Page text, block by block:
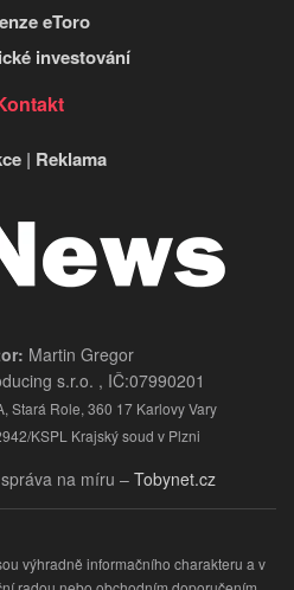
eToro
investování
| Reklama
Martin Gregor
s.r.o. , IČ:07990201
Stará Role, 360 17 Karlovy Vary
KSPL Krajský soud v Plzni
na míru – Tobynet.cz
výhradně informačního charakteru a v